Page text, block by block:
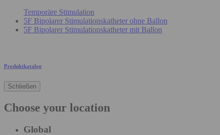
Temporäre Stimulation
5F Bipolarer Stimulationskatheter ohne Ballon
5F Bipolarer Stimulationskatheter mit Ballon
Produktkatalog
Schließen
Choose your location
Global